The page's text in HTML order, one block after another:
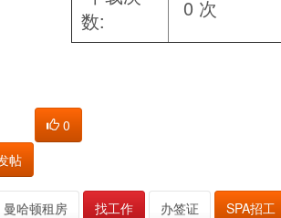
数:
0 次
0
帖
曼哈顿租房 找工作 办签证 SPA招工